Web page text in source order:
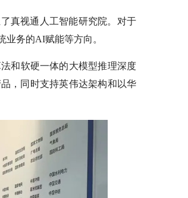
真视通人工智能研究院。对于
务的AI赋能等方向。
和软硬一体的大模型推理深度
，同时支持英伟达架构和以华